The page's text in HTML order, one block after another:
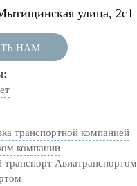
улица, 2с1
НАМ
транспортной компанией
компании
Авиатранспортом